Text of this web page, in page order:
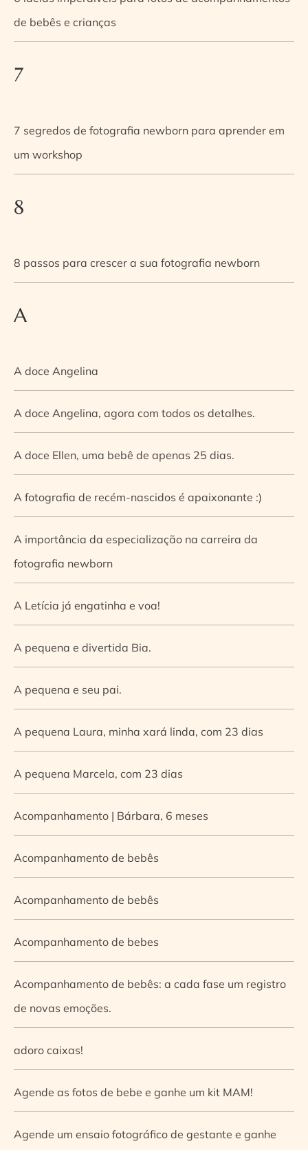
de bebês e crianças
7
7 segredos de fotografia newborn para aprender em
um workshop
8
8 passos para crescer a sua fotografia newborn
A
A doce Angelina
A doce Angelina, agora com todos os detalhes.
A doce Ellen, uma bebê de apenas 25 dias.
A fotografia de recém-nascidos é apaixonante :)
A importância da especialização na carreira da
fotografia newborn
A Letícia já engatinha e voa!
A pequena e divertida Bia.
A pequena e seu pai.
A pequena Laura, minha xará linda, com 23 dias
A pequena Marcela, com 23 dias
Acompanhamento | Bárbara, 6 meses
Acompanhamento de bebês
Acompanhamento de bebês
Acompanhamento de bebes
Acompanhamento de bebês: a cada fase um registro
de novas emoções.
adoro caixas!
Agende as fotos de bebe e ganhe um kit MAM!
Agende um ensaio fotográfico de gestante e ganhe